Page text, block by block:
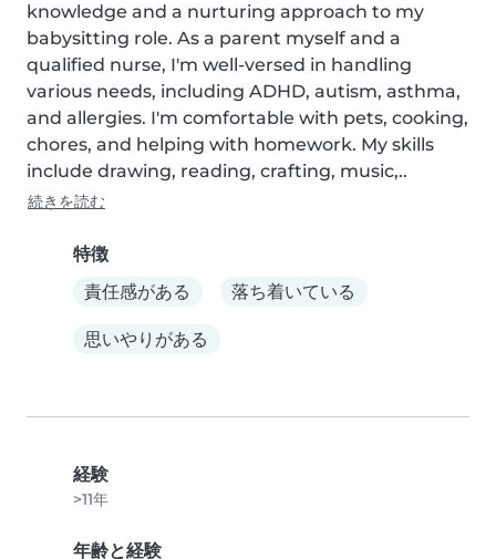
knowledge and a nurturing approach to my
babysitting role. As a parent myself and a
qualified nurse, I'm well-versed in handling
various needs, including ADHD, autism, asthma,
and allergies. I'm comfortable with pets, cooking,
chores, and helping with homework. My skills
include drawing, reading, crafting, music,..
続きを読む
特徴
責任感がある
落ち着いている
思いやりがある
経験
>11年
年齢と経験